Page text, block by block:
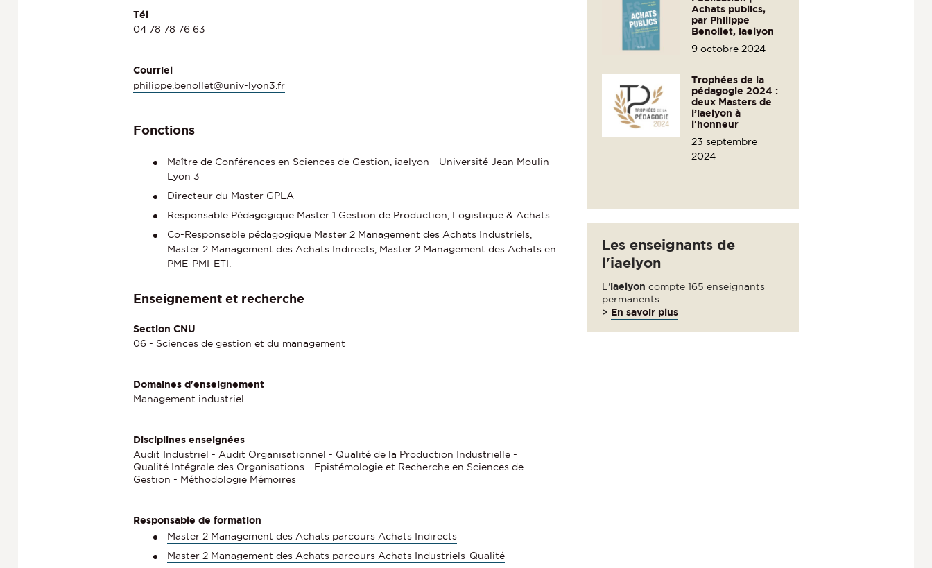
Tél
04 78 78 76 63
Courriel
philippe.benollet@univ-lyon3.fr
Fonctions
Maître de Conférences en Sciences de Gestion, iaelyon - Université Jean Moulin
Lyon 3
Directeur du Master GPLA
Responsable Pédagogique Master 1 Gestion de Production, Logistique & Achats
Co-Responsable pédagogique Master 2 Management des Achats Industriels,
Master 2 Management des Achats Indirects, Master 2 Management des Achats en
PME-PMI-ETI.
Enseignement et recherche
Section CNU
06 - Sciences de gestion et du management
Domaines d'enseignement
Management industriel
Disciplines enseignées
Audit Industriel - Audit Organisationnel - Qualité de la Production Industrielle -
Qualité Intégrale des Organisations - Epistémologie et Recherche en Sciences de
Gestion - Méthodologie Mémoires
Responsable de formation
Master 2 Management des Achats parcours Achats Indirects
Master 2 Management des Achats parcours Achats Industriels-Qualité
Achats publics,
par Philippe
Benollet, iaelyon
9 octobre 2024
Trophées de la
pédagogie 2024 :
deux Masters de
l’iaelyon à
l'honneur
23 septembre
2024
Les enseignants de
l'iaelyon
L'iaelyon compte 165 enseignants
permanents
> En savoir plus